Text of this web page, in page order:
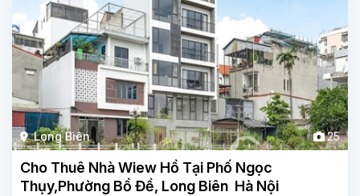
Long Biên 25
Cho Thuê Nhà Wiew Hồ Tại Phố Ngọc
Thụy,Phường Bồ Đề, Long Biên Hà Nội